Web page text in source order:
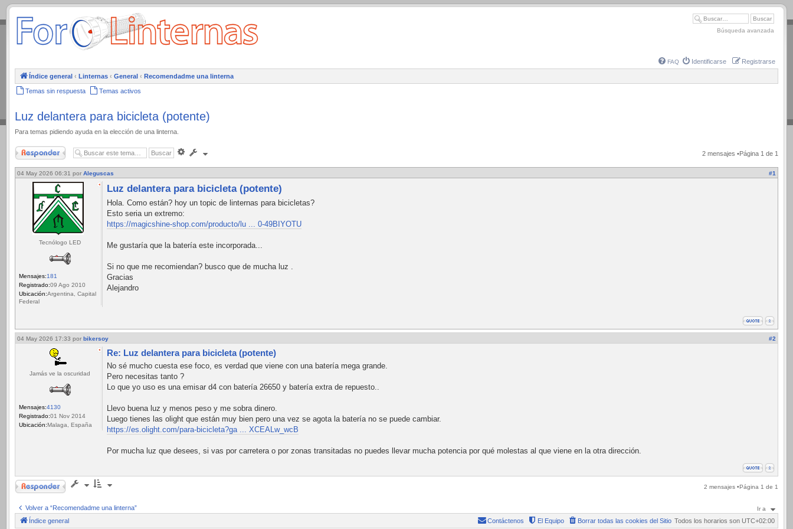
.
Búsqueda avanzada
FAQ Identificarse Registrarse
Índice general ‹ Linternas ‹ General ‹ Recomendadme una linterna
Temas sin respuesta Temas activos
Luz delantera para bicicleta (potente)
Para temas pidiendo ayuda en la elección de una linterna.
Responder
Búsqueda
2 mensajes •Página 1 de 1
04 May 2026 06:31 por Aleguscas #1
Tecnólogo LED
Mensajes:181
Registrado:09 Ago 2010
Ubicación:Argentina, Capital
Federal
Luz delantera para bicicleta (potente)
Hola. Como están? hoy un topic de linternas para bicicletas?
Esto seria un extremo:
https://magicshine-shop.com/producto/lu ... 0-49BIYOTU
Me gustaría que la batería este incorporada...
Si no que me recomiendan? busco que de mucha luz .
Gracias
Alejandro
04 May 2026 17:33 por bikersoy #2
Jamás ve la oscuridad
Mensajes:4130
Registrado:01 Nov 2014
Ubicación:Malaga, España
Re: Luz delantera para bicicleta (potente)
No sé mucho cuesta ese foco, es verdad que viene con una batería mega grande.
Pero necesitas tanto ?
Lo que yo uso es una emisar d4 con batería 26650 y batería extra de repuesto..
Llevo buena luz y menos peso y me sobra dinero.
Luego tienes las olight que están muy bien pero una vez se agota la batería no se puede cambiar.
https://es.olight.com/para-bicicleta?ga ... XCEALw_wcB
Por mucha luz que desees, si vas por carretera o por zonas transitadas no puedes llevar mucha potencia por qué molestas al que viene en la otra dirección.
Responder 2 mensajes •Página 1 de 1
Volver a “Recomendadme una linterna” Ir a
Índice general Todos los horarios son UTC+02:00
Borrar todas las cookies del Sitio
El Equipo
Contáctenos